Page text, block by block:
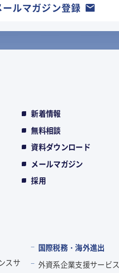
ールマガジン登録
新着情報
無料相談
資料ダウンロード
メールマガジン
採用
スサ
国際税務・海外進出
外資系企業支援サービス